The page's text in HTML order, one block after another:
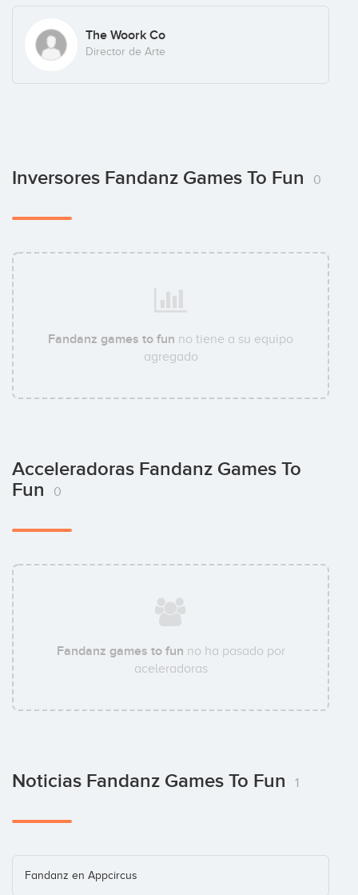
The Woork Co
Director de Arte
Inversores Fandanz Games To Fun 0
Fandanz games to fun no tiene a su equipo
agregado
Acceleradoras Fandanz Games To
Fun
0
Fandanz games to fun no ha pasado por
aceleradoras
Noticias Fandanz Games To Fun 1
Fandanz en Appcircus